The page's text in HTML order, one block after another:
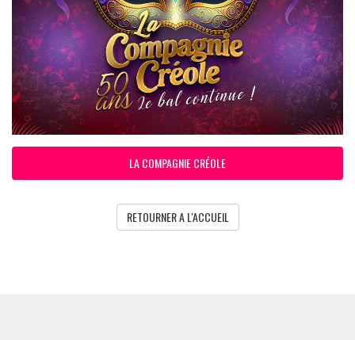
LA COMPAGNIE CRÉOLE
RETOURNER A L'ACCUEIL